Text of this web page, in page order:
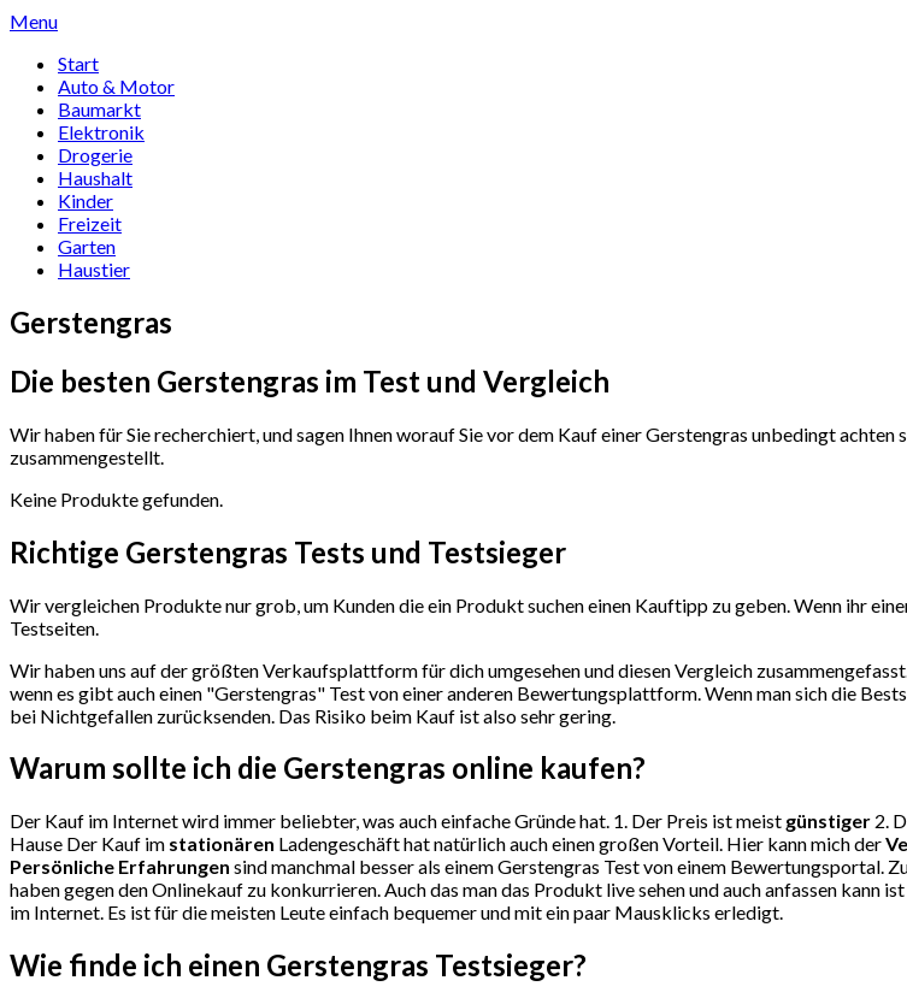
Skip
content
Menu
Start
Auto & Motor
Baumarkt
Elektronik
Drogerie
Haushalt
Kinder
Freizeit
Garten
Haustier
Gerstengras
Die besten Gerstengras im Test und Vergleich
Wir haben für Sie recherchiert, und sagen Ihnen worauf Sie vor dem Kauf einer Gerstengras unbedingt
zusammengestellt.
Keine Produkte gefunden.
Richtige Gerstengras Tests und Testsieger
Wir vergleichen Produkte nur grob, um Kunden die ein Produkt suchen einen Kauftipp zu geben. Wenn ihr
Testseiten.
Wir haben uns auf der größten Verkaufsplattform für dich umgesehen und diesen Vergleich
wenn es gibt auch einen "Gerstengras" Testvon einer anderen Bewertungsplattform. Wenn man sich die
bei Nichtgefallen zurücksenden. Das Risiko beim Kauf ist also sehr gering.
Warum sollte ich die Gerstengras online kaufen?
Der Kauf im Internet wird immer beliebter, was auch einfache Gründe hat. 1. Der Preis ist meist günstiger 2.
Hause Der Kauf im stationären Ladengeschäft hat natürlich auch einen großen Vorteil. Hier kann mich der
Persönliche Erfahrungen sind manchmal besser als einem Gerstengras Test von einem Bewertungsportal.
haben gegen den Onlinekauf zu konkurrieren. Auch das man das Produkt live sehen und auch anfassen
im Internet. Es ist für die meisten Leute einfach bequemer und mit ein paar Mausklicks erledigt.
Wie finde ich einen Gerstengras Testsieger?